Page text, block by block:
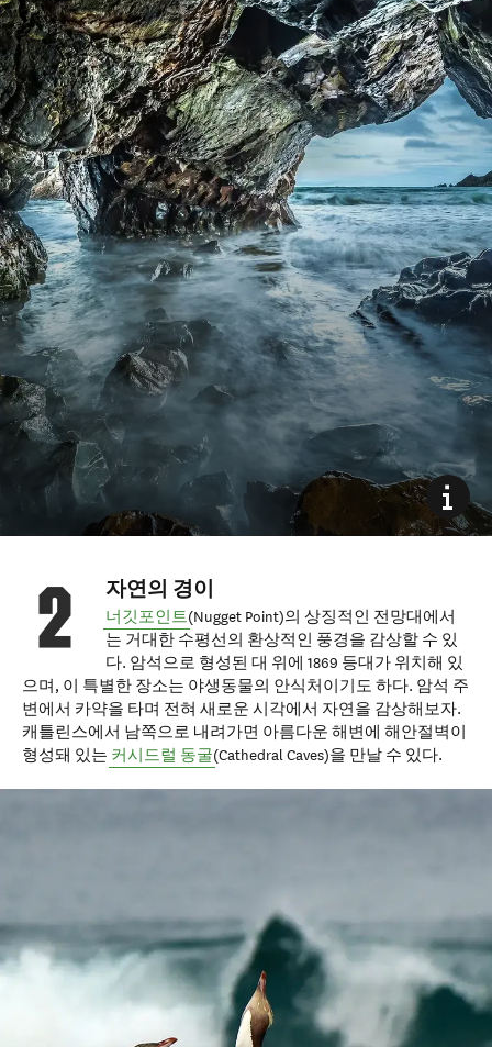
자연의 경이
너깃포인트(Nugget Point)의 상징적인 전망대에서
는 거대한 수평선의 환상적인 풍경을 감상할 수 있
다. 암석으로 형성된 대 위에 1869 등대가 위치해 있
으며, 이 특별한 장소는 야생동물의 안식처이기도 하다. 암석 주
변에서 카약을 타며 전혀 새로운 시각에서 자연을 감상해보자.
캐틀린스에서 남쪽으로 내려가면 아름다운 해변에 해안절벽이
형성돼 있는 커시드럴 동굴(Cathedral Caves)을 만날 수 있다.